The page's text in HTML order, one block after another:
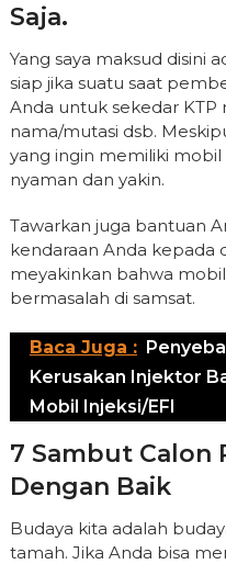
Saja.
Yang saya maksud disini
siap jika suatu saat
Anda untuk sekedar KTP
nama/mutasi dsb.
yang ingin memiliki
nyaman dan yakin.
Tawarkan juga bantuan
kendaraan Anda
meyakinkan bahwa
bermasalah di samsat.
Baca Juga :
Kerusakan Injektor
Mobil Injeksi/EFI
7 Sambut Calon
Dengan Baik
Budaya kita adalah
tamah. Jika Anda bisa